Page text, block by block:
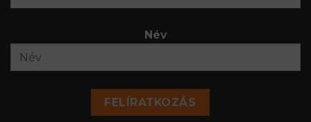
Név
FELÍRATKOZÁS